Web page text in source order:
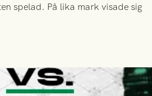
spelad. På lika mark visade sig